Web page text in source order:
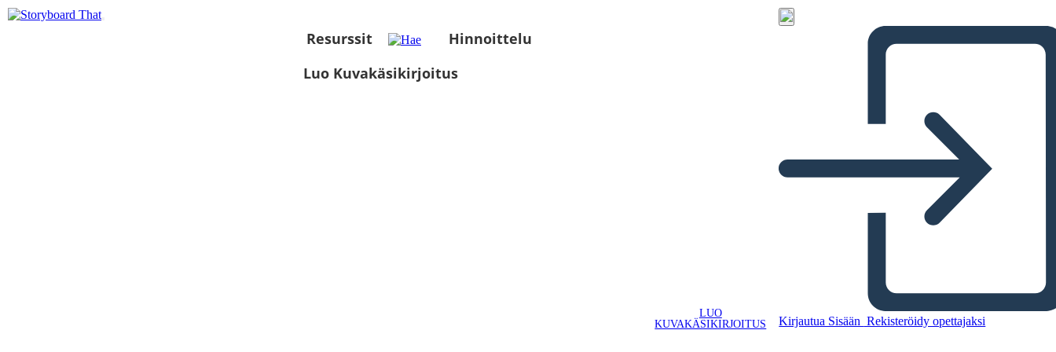
Resurssit
Hinnoittelu
Luo Kuvakäsikirjoitus
LUO
KUVAKÄSIKIRJOITUS
Kirjautua Sisään Rekisteröidy opettajaksi